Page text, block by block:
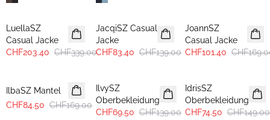
-40%
LuellaSZ
Casual Jacke
CHF203.40 CHF339.00
-40%
JacqiSZ Casual
Jacke
CHF83.40 CHF139.00
JoannSZ
Casual Jacke
CHF101.40
IlbaSZ Mantel
CHF84.50 CHF169.00
IlvySZ
Oberbekleidung
CHF69.50 CHF139.00
IdrisSZ
Oberbekleidung
CHF74.50 CHF149.00